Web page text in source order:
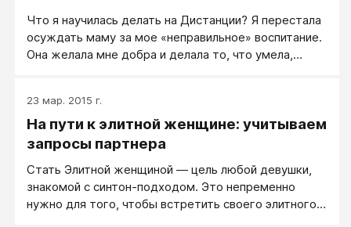
Что я научилась делать на Дистанции? Я перестала
осуждать маму за мое «неправильное» воспитание.
Она желала мне добра и делала то, что умела,
прививать мне какие-то комплексы и неудачные
программы. Я тоже не всегда смогу быть
идеальным воспитателем для своих детей. И
на тему, почему меня воспитали такой корявой, я
начинаю менять это в себе.
23 мар. 2015 г.
На пути к элитной женщине: учитываем
запросы партнера
Стать Элитной женщиной — цель любой девушки,
знакомой с синтон-подходом​. Это непременно
нужно для того, чтобы встретить своего элитного